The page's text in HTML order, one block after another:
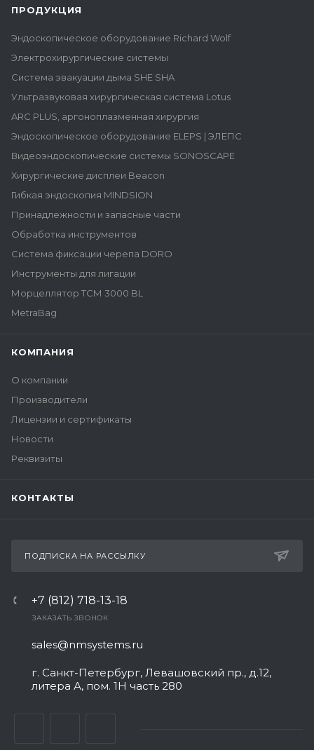
ПРОДУКЦИЯ
Эндоскопическое оборудование Richard Wolf
Электрохирургические системы
Система эвакуации дыма SHE SHA
Ультразвуковая хирургическая система Lotus
ARC PLUS, аргоноплазменная хирургия
Эндоскопическое оборудование ELEPS | ЭЛЕПС
Видеоэндоскопические системы SONOSCAPE
Хирургические дисплеи Beacon
Гибкая эндоскопия MINDSION
Принадлежности и запасные части
Обработка инструментов
Система фиксации черепа DORO
Инструменты для лигации
Морцеллятор ТСМ 3000 BL
MetraBag
КОМПАНИЯ
О компании
Производители
Лицензии и сертификаты
Новости
Реквизиты
КОНТАКТЫ
ПОДПИСКА НА РАССЫЛКУ
+7 (812) 718-13-18
ЗАКАЗАТЬ ЗВОНОК
sales@nmsystems.ru
г. Санкт-Петербург, Левашовский пр., д.12,
литера А, пом. 1Н часть 280